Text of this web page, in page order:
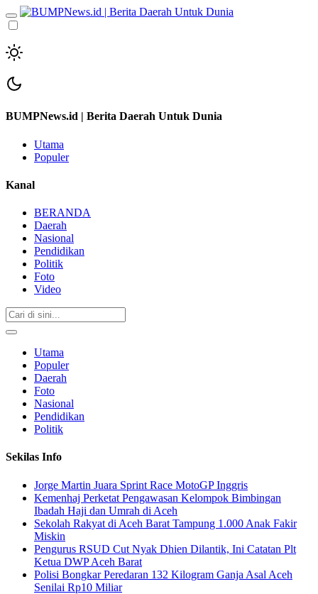
BUMPNews.id | Berita Daerah Untuk Dunia
Utama
Populer
Kanal
BERANDA
Daerah
Nasional
Pendidikan
Politik
Foto
Video
Utama
Populer
Daerah
Foto
Nasional
Pendidikan
Politik
Sekilas Info
Jorge Martin Juara Sprint Race MotoGP Inggris
Kemenhaj Perketat Pengawasan Kelompok Bimbingan
Ibadah Haji dan Umrah di Aceh
Sekolah Rakyat di Aceh Barat Tampung 1.000 Anak Fakir
Miskin
Pengurus RSUD Cut Nyak Dhien Dilantik, Ini Catatan Plt
Ketua DWP Aceh Barat
Polisi Bongkar Peredaran 132 Kilogram Ganja Asal Aceh
Senilai Rp10 Miliar